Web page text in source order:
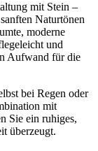
mit Stein –
Naturtönen
moderne
und
Aufwand für die
bei Regen oder
mit
Sie ein ruhiges,
überzeugt.